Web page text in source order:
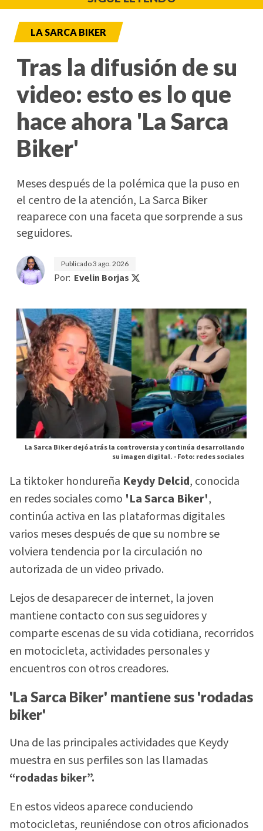
LA SARCA BIKER
Tras la difusión de su
video: esto es lo que
hace ahora 'La Sarca
Biker'
Meses después de la polémica que la puso en
el centro de la atención, La Sarca Biker
reaparece con una faceta que sorprende a sus
seguidores.
Publicado3 ago. 2026
Por: Evelin Borjas
La Sarca Biker dejó atrás la controversia y continúa desarrollando
su imagen digital. -Foto: redes sociales
La tiktoker hondureña Keydy Delcid, conocida
en redes sociales como 'La Sarca Biker',
continúa activa en las plataformas digitales
varios meses después de que su nombre se
volviera tendencia por la circulación no
autorizada de un video privado.
Lejos de desaparecer de internet, la joven
mantiene contacto con sus seguidores y
comparte escenas de su vida cotidiana, recorridos
en motocicleta, actividades personales y
encuentros con otros creadores.
'La Sarca Biker' mantiene sus 'rodadas
biker'
Una de las principales actividades que Keydy
muestra en sus perfiles son las llamadas
“rodadas biker”.
En estos videos aparece conduciendo
motocicletas, reuniéndose con otros aficionados